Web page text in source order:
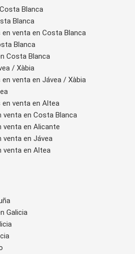
Blanca
Blanca
venta en Costa Blanca
Blanca
Costa Blanca
/ Xàbia
venta en Jávea / Xàbia
venta en Altea
venta en Costa Blanca
venta en Alicante
venta en Jávea
venta en Altea
Galicia